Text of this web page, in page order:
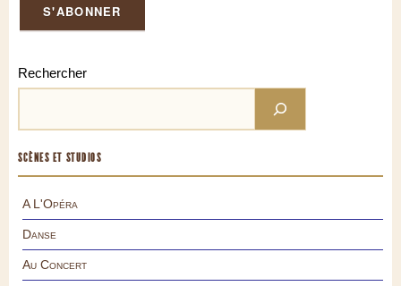
Rechercher
SCÈNES ET STUDIOS
A L'Opéra
Danse
Au Concert